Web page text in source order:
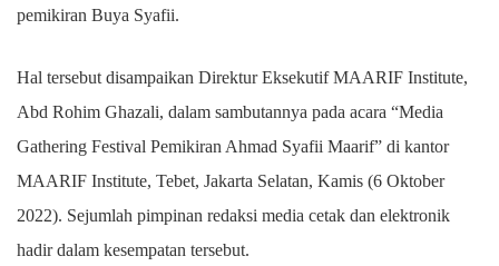
pemikiran Buya Syafii.
Hal tersebut disampaikan Direktur Eksekutif MAARIF Institute,
Abd Rohim Ghazali, dalam sambutannya pada acara “Media
Gathering Festival Pemikiran Ahmad Syafii Maarif” di kantor
MAARIF Institute, Tebet, Jakarta Selatan, Kamis (6 Oktober
2022). Sejumlah pimpinan redaksi media cetak dan elektronik
hadir dalam kesempatan tersebut.